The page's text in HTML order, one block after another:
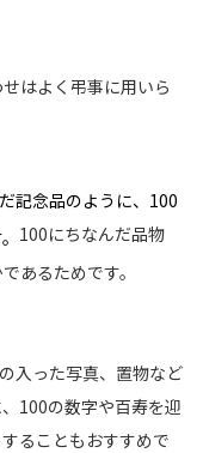
はよく弔事に用いら
記念品のように、100
100にちなんだ品物
あるためです。
入った写真、置物など
100の数字や百寿を迎
ることもおすすめで